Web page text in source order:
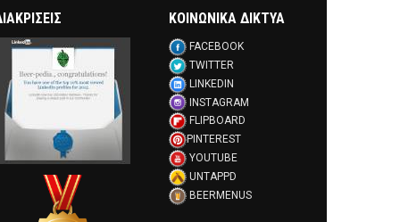
ΚΟΙΝΩΝΙΚΑ ΔΙΚΤΥΑ
FACEBOOK
TWITTER
LINKEDIN
INSTAGRAM
FLIPBOARD
PINTEREST
YOUTUBE
UNTAPPD
BEERMENUS